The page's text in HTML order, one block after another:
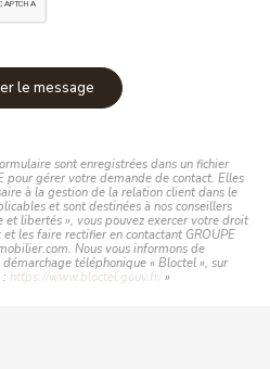
le message
sont enregistrées dans un fichier
pour gérer votre demande de contact. Elles
à la gestion de la relation client dans le
et sont destinées à nos conseillers
libertés », vous pouvez exercer votre droit
les faire rectifier en contactant GROUPE
Nous vous informons de
téléphonique « Bloctel », sur
https://www.bloctel.gouv.fr/»